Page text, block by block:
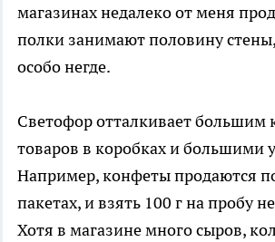
магазинах недалеко от меня
полки занимают половину стены,
особо негде.
Светофор отталкивает большим
товаров в коробках и большими
Например, конфеты продаются
пакетах, и взять 100 г на пробу
Хотя в магазине много сыров,